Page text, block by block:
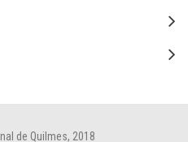
de Quilmes, 2018